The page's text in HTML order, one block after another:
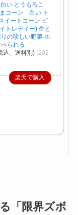
い とうもろこ
コーン 白い ト
イートコーン ピ
トレディー) 生と
の珍しい野菜 ホ
られる
込、送料別) (202
楽天で購入
「限界ズボ